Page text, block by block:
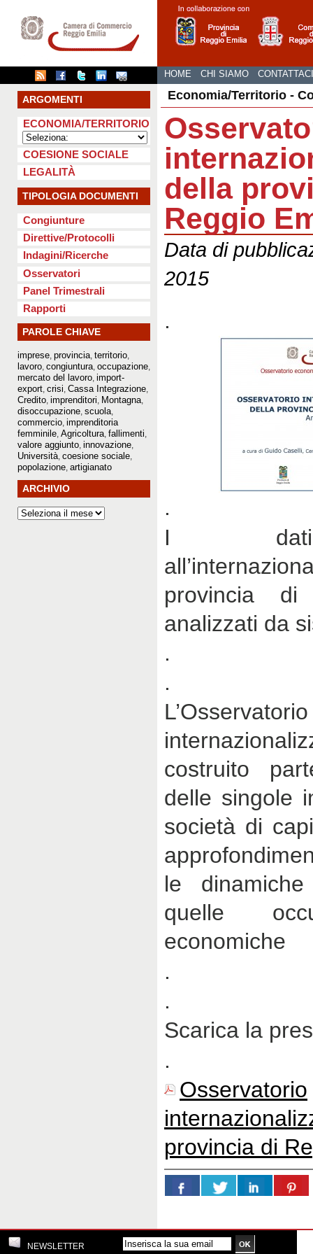
HOME CHI SIAMO CONTATTACI
ARGOMENTI
ECONOMIA/TERRITORIO
COESIONE SOCIALE
LEGALITÀ
TIPOLOGIA DOCUMENTI
Congiunture
Direttive/Protocolli
Indagini/Ricerche
Osservatori
Panel Trimestrali
Rapporti
PAROLE CHIAVE
imprese provincia territorio
lavoro congiuntura occupazione
mercato del lavoro import-
export crisi Cassa Integrazione
Credito imprenditori Montagna
disoccupazione scuola
commercio imprenditoria
femminile Agricoltura fallimenti
valore aggiunto innovazione
Università coesione sociale
popolazione artigianato
ARCHIVIO
Economia/Territorio -
della
Reggio
Data di
2015
.
.
I dati
provincia di
analizzati da
.
.
L’Osservatorio
costruito
delle singole
società di
le
quelle
economiche
.
.
Scarica la
.
Osservatorio
provincia di
NEWSLETTER